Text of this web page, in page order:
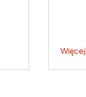
Więcej